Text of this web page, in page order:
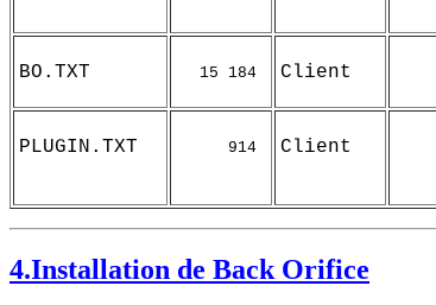
BO.TXT 15 184 Client
PLUGIN.TXT 914 Client
4.Installation de Back Orifice